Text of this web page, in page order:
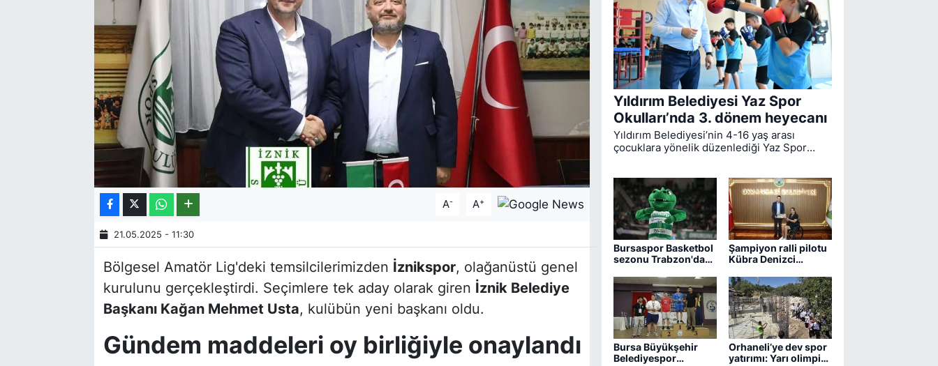
A- A+
21.05.2025 - 11:30
Bölgesel Amatör Lig'deki temsilcilerimizden İznikspor, olağanüstü genel
kurulunu gerçekleştirdi. Seçimlere tek aday olarak giren İznik Belediye
Başkanı Kağan Mehmet Usta, kulübün yeni başkanı oldu.
Gündem maddeleri oy birliğiyle onaylandı
Yıldırım Belediyesi Yaz Spor
Okulları’nda 3. dönem heyecanı
Yıldırım Belediyesi’nin 4-16 yaş arası
çocuklara yönelik düzenlediği Yaz Spor
devam ediyor.
Bursaspor Basketbol
sezonu Trabzon'da
Şampiyon ralli pilotu
Kübra Denizci
Aydın’a ziyaret
Bursa Büyükşehir
Belediyespor
Orhaneli’ye dev spor
yatırımı: Yarı olimpik